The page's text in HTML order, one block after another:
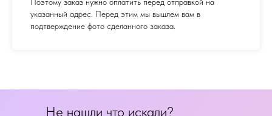
указанный адрес. Перед этим мы вышлем вам в
подтверждение фото сделанного заказа.
Не нашли что искали?